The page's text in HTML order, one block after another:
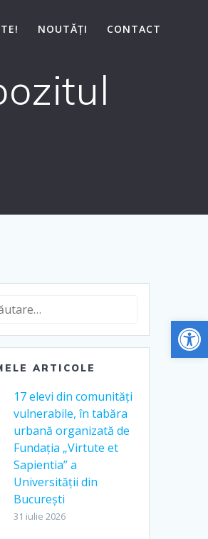
NOUTĂȚI CONTACT
ARTICOLE
17 elevi din comunități
vulnerabile, în tabăra
urbană organizată de
Fundația „Virtute et
Sapientia” a
Universității din
București
31 iulie 2026